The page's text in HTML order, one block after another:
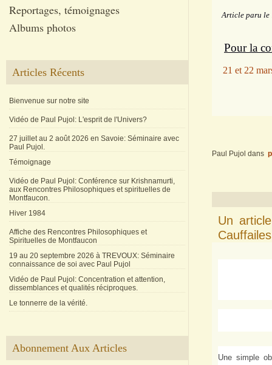
Reportages, témoignages
Albums photos
Articles Récents
Bienvenue sur notre site
Vidéo de Paul Pujol: L'esprit de l'Univers?
27 juillet au 2 août 2026 en Savoie: Séminaire avec
Paul Pujol.
Témoignage
Vidéo de Paul Pujol: Conférence sur Krishnamurti,
aux Rencontres Philosophiques et spirituelles de
Montfaucon.
Hiver 1984
Affiche des Rencontres Philosophiques et
Spirituelles de Montfaucon
19 au 20 septembre 2026 à TREVOUX: Séminaire
connaissance de soi avec Paul Pujol
Vidéo de Paul Pujol: Concentration et attention,
dissemblances et qualités réciproques.
Le tonnerre de la vérité.
Abonnement Aux Articles
Article paru le
Pour la
21 et 22
Paul Pujol dans
Un
Une simple